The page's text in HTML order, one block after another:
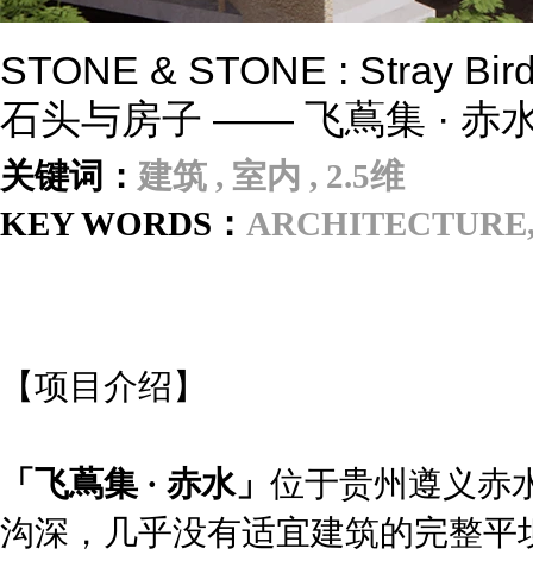
STONE & STONE : Stray
石头与房子 —— 飞蔦集 · 赤
关键词： 建筑 , 室内 , 2.5维
KEY WORDS：
【项目介绍】
「飞蔦集 · 赤水」 位于贵州遵义赤
沟深，几乎没有适宜建筑的完整